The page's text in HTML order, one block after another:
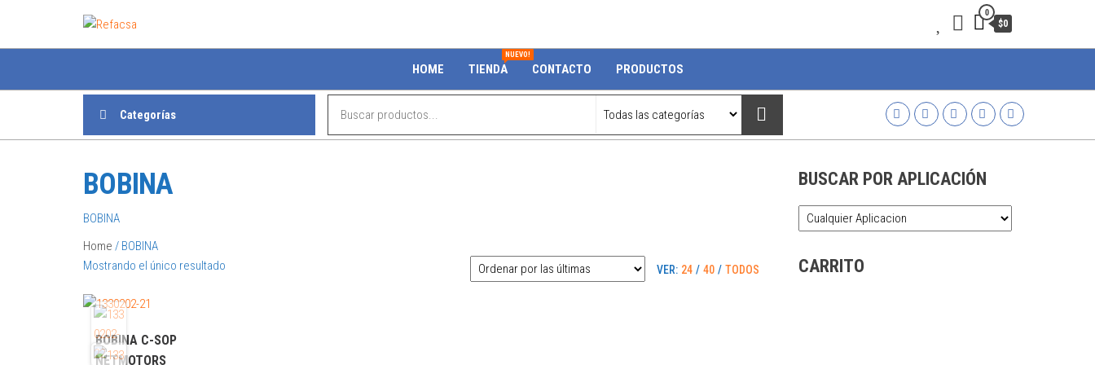
0
$0
HOME TIENDA
NUEVO!
CONTACTO PRODUCTOS
Categorías
BOBINA
BOBINA
Home / BOBINA
VER: 24 / 40 / TODOS
Mostrando el único resultado
BOBINA C-SOP
NETMOTORS
BUSCAR POR APLICACIÓN
CARRITO